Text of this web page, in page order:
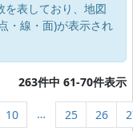
を表しており、地図
・線・面)が表示され
263件中 61-70件表示
10 … 25 26